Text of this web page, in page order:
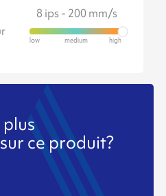
8 ips - 200 mm/s
ce produit?